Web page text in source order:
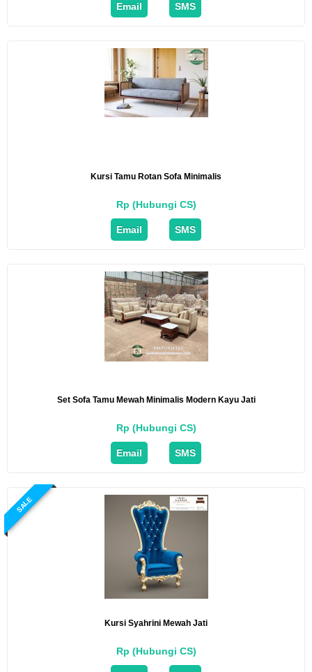
Email SMS
Kursi Tamu Rotan Sofa Minimalis
Rp (Hubungi CS)
Email SMS
Set Sofa Tamu Mewah Minimalis Modern Kayu Jati
Rp (Hubungi CS)
Email SMS
SALE
Kursi Syahrini Mewah Jati
Rp (Hubungi CS)